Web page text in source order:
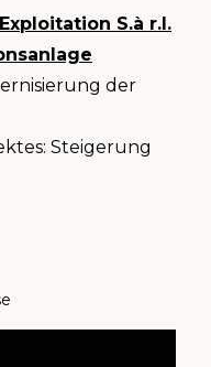
S.à r.l.
der
Steigerung